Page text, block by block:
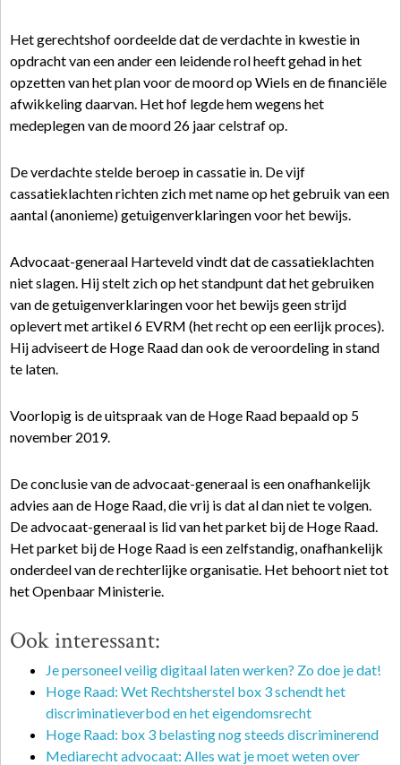
Het gerechtshof oordeelde dat de verdachte in kwestie in
opdracht van een ander een leidende rol heeft gehad in het
opzetten van het plan voor de moord op Wiels en de financiële
afwikkeling daarvan. Het hof legde hem wegens het
medeplegen van de moord 26 jaar celstraf op.
De verdachte stelde beroep in cassatie in. De vijf
cassatieklachten richten zich met name op het gebruik van een
aantal (anonieme) getuigenverklaringen voor het bewijs.
Advocaat-generaal Harteveld vindt dat de cassatieklachten
niet slagen. Hij stelt zich op het standpunt dat het gebruiken
van de getuigenverklaringen voor het bewijs geen strijd
oplevert met artikel 6 EVRM (het recht op een eerlijk proces).
Hij adviseert de Hoge Raad dan ook de veroordeling in stand
te laten.
Voorlopig is de uitspraak van de Hoge Raad bepaald op 5
november 2019.
De conclusie van de advocaat-generaal is een onafhankelijk
advies aan de Hoge Raad, die vrij is dat al dan niet te volgen.
De advocaat-generaal is lid van het parket bij de Hoge Raad.
Het parket bij de Hoge Raad is een zelfstandig, onafhankelijk
onderdeel van de rechterlijke organisatie. Het behoort niet tot
het Openbaar Ministerie.
Ook interessant:
Je personeel veilig digitaal laten werken? Zo doe je dat!
Hoge Raad: Wet Rechtsherstel box 3 schendt het
discriminatieverbod en het eigendomsrecht
Hoge Raad: box 3 belasting nog steeds discriminerend
Mediarecht advocaat: Alles wat je moet weten over